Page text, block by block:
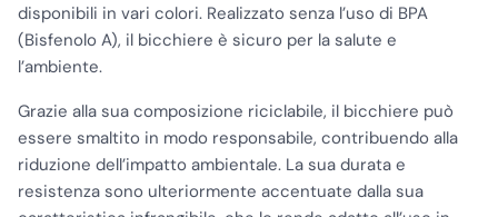
disponibili in vari colori. Realizzato senza l’uso di BPA
(Bisfenolo A), il bicchiere è sicuro per la salute e
l’ambiente.
Grazie alla sua composizione riciclabile, il bicchiere può
essere smaltito in modo responsabile, contribuendo alla
riduzione dell’impatto ambientale. La sua durata e
resistenza sono ulteriormente accentuate dalla sua